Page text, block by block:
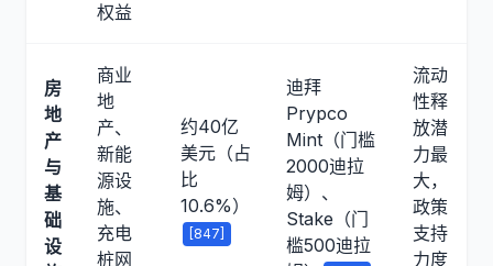
权益
房
地
产
与
基
础
设
商业
地
产、
新能
源设
施、
充电
桩网
约40亿
美元（占
比
10.6%）
[847]
迪拜
Prypco
Mint（门槛
2000迪拉
姆）、
Stake（门
槛500迪拉
流动
性释
放潜
力最
大，
政策
支持
力度